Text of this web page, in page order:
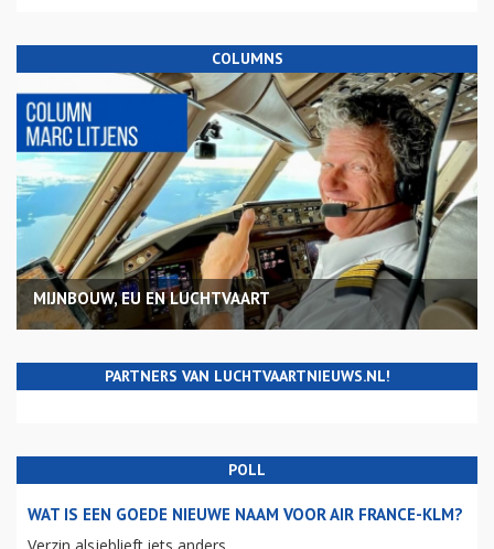
COLUMNS
MIJNBOUW, EU EN LUCHTVAART
PARTNERS VAN LUCHTVAARTNIEUWS.NL!
POLL
WAT IS EEN GOEDE NIEUWE NAAM VOOR AIR FRANCE-KLM?